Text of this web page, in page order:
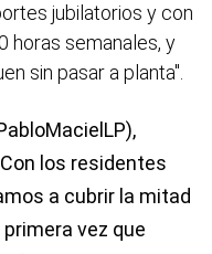
jubilatorios y con
horas semanales, y
sin pasar a planta".
),
los residentes
a cubrir la mitad
vez que